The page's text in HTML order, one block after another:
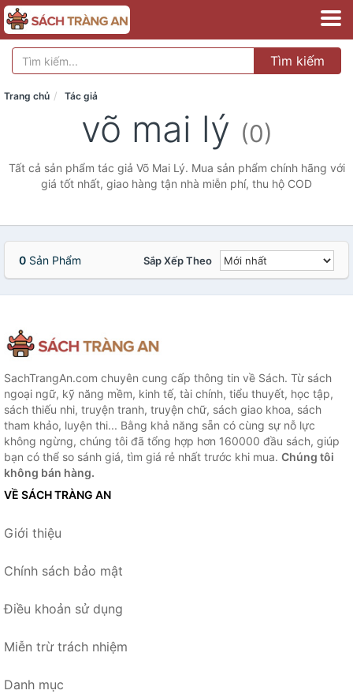
Tìm kiếm
Trang chủ Tác giả
võ mai lý (0)
Tất cả sản phẩm tác giả Võ Mai Lý. Mua sản phẩm chính hãng với
giá tốt nhất, giao hàng tận nhà miễn phí, thu hộ COD
0 Sản Phẩm Sắp Xếp Theo
SachTrangAn.com chuyên cung cấp thông tin về Sách. Từ sách
ngoại ngữ, kỹ năng mềm, kinh tế, tài chính, tiểu thuyết, học tập,
sách thiếu nhi, truyện tranh, truyện chữ, sách giao khoa, sách
tham khảo, luyện thi... Bằng khả năng sẵn có cùng sự nỗ lực
không ngừng, chúng tôi đã tổng hợp hơn 160000 đầu sách, giúp
bạn có thể so sánh giá, tìm giá rẻ nhất trước khi mua. Chúng tôi
không bán hàng.
VỀ SÁCH TRÀNG AN
Giới thiệu
Chính sách bảo mật
Điều khoản sử dụng
Miễn trừ trách nhiệm
Danh mục